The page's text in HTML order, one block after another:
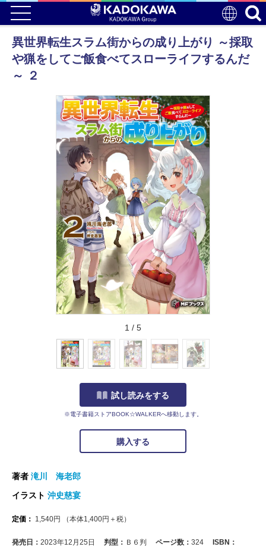
異世界転生スラム街からの成り上がり ～採取
や猟をしてご飯食べてスローライフするんだ
～ ２
1 / 5
試し読みをする
※電子書籍ストアBOOK☆WALKERへ移動します。
購入する
著者 滝川 海老郎
イラスト 沖史慈宴
定価： 1,540円 （本体1,400円＋税）
発売日： 2023年12月25日 判型： Ｂ６判 ページ数： 324
ISBN：